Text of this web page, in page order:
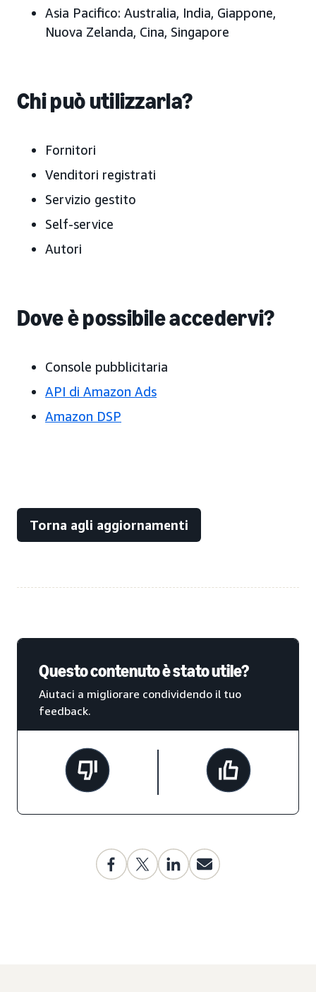
Asia Pacifico: Australia, India, Giappone,
Nuova Zelanda, Cina, Singapore
Chi può utilizzarla?
Fornitori
Venditori registrati
Servizio gestito
Self-service
Autori
Dove è possibile accedervi?
Console pubblicitaria
API di Amazon Ads
Amazon DSP
Torna agli aggiornamenti
Questo contenuto è stato utile?
Aiutaci a migliorare condividendo il tuo
feedback.